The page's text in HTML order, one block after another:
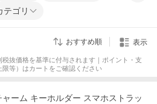
テゴリ
おすすめ順 表示
税抜価格を基準に付与されます｜ポイント・支
等）はカートをご確認ください
ャーム キーホルダー スマホストラッ